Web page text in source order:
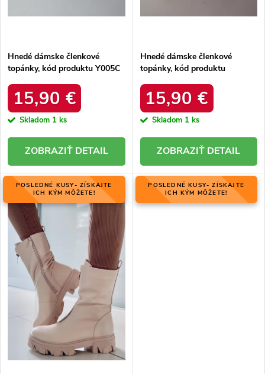
o
t
Hnedé dámske členkové
topánky, kód produktu Y005C
15,90 €
Skladom 1 ks
DETAIL
Hnedé dámske členkové
topánky, kód produktu
15,90 €
Skladom 1 ks
DETAIL
POSLEDNÉ KUSY- ZÍSKAJTE
ICH KÝM MÔŽETE!
POSLEDNÉ KUSY- ZÍSKAJTE
ICH KÝM MÔŽETE!